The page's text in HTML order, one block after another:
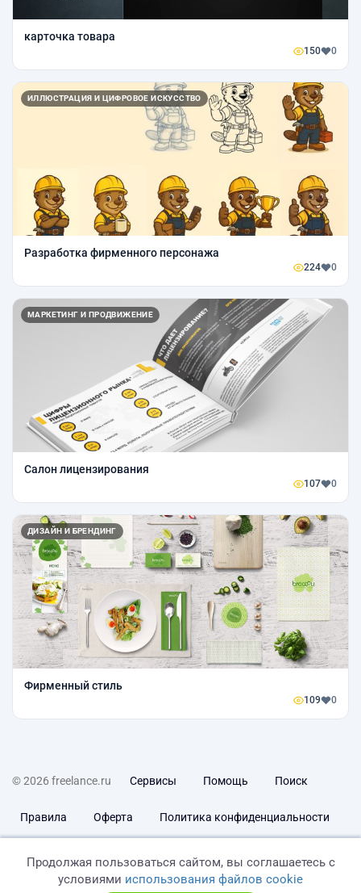
карточка товара
150 0
ИЛЛЮСТРАЦИЯ И ЦИФРОВОЕ ИСКУССТВО
Разработка фирменного персонажа
224 0
МАРКЕТИНГ И ПРОДВИЖЕНИЕ
Салон лицензирования
107 0
ДИЗАЙН И БРЕНДИНГ
Фирменный стиль
109 0
© 2026 freelance.ru Сервисы Помощь Поиск
Правила Оферта Политика конфиденциальности
Продолжая пользоваться сайтом, вы соглашаетесь с
условиями использования файлов cookie